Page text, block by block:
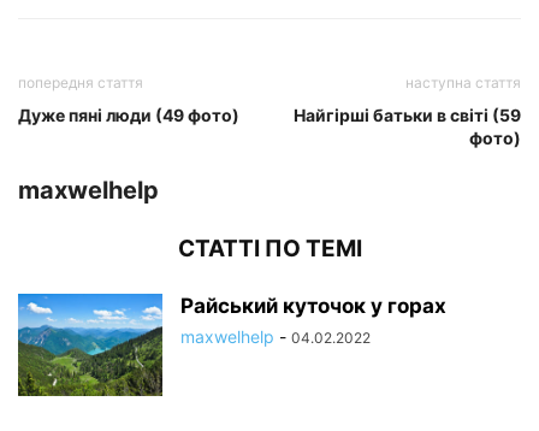
попередня стаття
Дуже пяні люди (49 фото)
наступна стаття
Найгірші батьки в світі (59
фото)
maxwelhelp
СТАТТІ ПО ТЕМІ
Райський куточок у горах
maxwelhelp - 04.02.2022